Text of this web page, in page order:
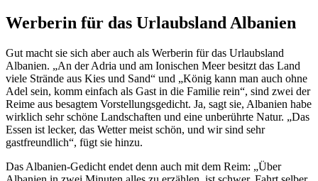
Werberin für das Urlaubsland Albanien
Gut macht sie sich aber auch als Werberin für das Urlaubsland
Albanien. „An der Adria und am Ionischen Meer besitzt das Land
viele Strände aus Kies und Sand“ und „König kann man auch ohne
Adel sein, komm einfach als Gast in die Familie rein“, sind zwei der
Reime aus besagtem Vorstellungsgedicht. Ja, sagt sie, Albanien habe
wirklich sehr schöne Landschaften und eine unberührte Natur. „Das
Essen ist lecker, das Wetter meist schön, und wir sind sehr
gastfreundlich“, fügt sie hinzu.
Das Albanien-Gedicht endet denn auch mit dem Reim: „Über